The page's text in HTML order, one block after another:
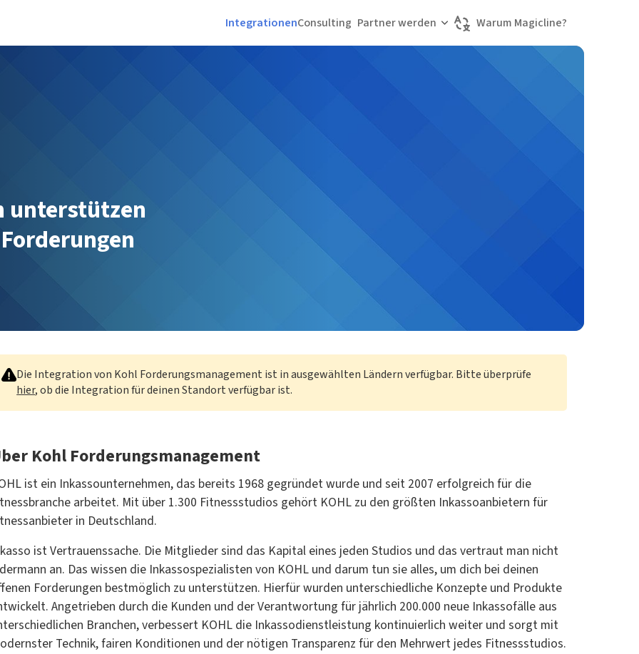
IntegrationenConsulting Partner werden Sprache wählen
Warum Magicline?
unterstützen
Die Integration von Kohl Forderungsmanagement ist in ausgewählten Ländern verfügbar. Bitte überprüfe
hier, ob die Integration für deinen Standort verfügbar ist.
Kohl Forderungsmanagement
ist ein Inkassounternehmen, das bereits 1968 gegründet wurde und seit 2007 erfolgreich für die
arbeitet. Mit über 1.300 Fitnessstudios gehört KOHL zu den größten Inkassoanbietern für
in Deutschland.
ist Vertrauenssache. Die Mitglieder sind das Kapital eines jeden Studios und das vertraut man nicht
an. Das wissen die Inkassospezialisten von KOHL und darum tun sie alles, um dich bei deinen
Forderungen bestmöglich zu unterstützen. Hierfür wurden unterschiedliche Konzepte und Produkte
Angetrieben durch die Kunden und der Verantwortung für jährlich 200.000 neue Inkassofälle aus
Branchen, verbessert KOHL die Inkassodienstleistung kontinuierlich weiter und sorgt mit
Technik, fairen Konditionen und der nötigen Transparenz für den Mehrwert jedes Fitnessstudios.